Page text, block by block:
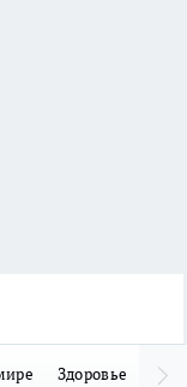
Здоровье